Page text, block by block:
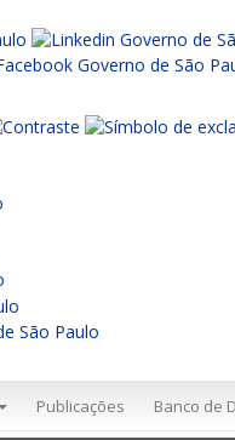
Publicações Banco de